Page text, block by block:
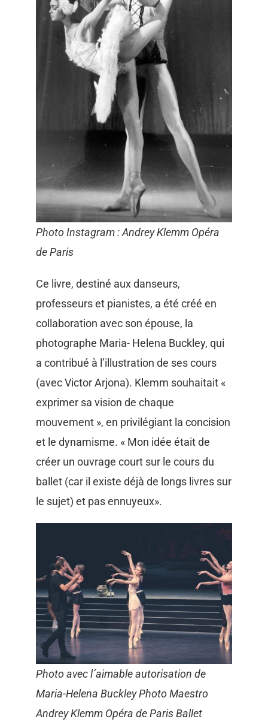
Photo Instagram : Andrey Klemm Opéra
de Paris
Ce livre, destiné aux danseurs,
professeurs et pianistes, a été créé en
collaboration avec son épouse, la
photographe Maria- Helena Buckley, qui
a contribué à l’illustration de ses cours
(avec Victor Arjona). Klemm souhaitait «
exprimer sa vision de chaque
mouvement », en privilégiant la concision
et le dynamisme. « Mon idée était de
créer un ouvrage court sur le cours du
ballet (car il existe déjà de longs livres sur
le sujet) et pas ennuyeux».
Photo avec l´aimable autorisation de
Maria-Helena Buckley Photo Maestro
Andrey Klemm Opéra de Paris Ballet